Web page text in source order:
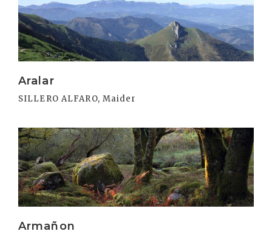
Aralar
SILLERO ALFARO, Maider
Armañon
Irakurri